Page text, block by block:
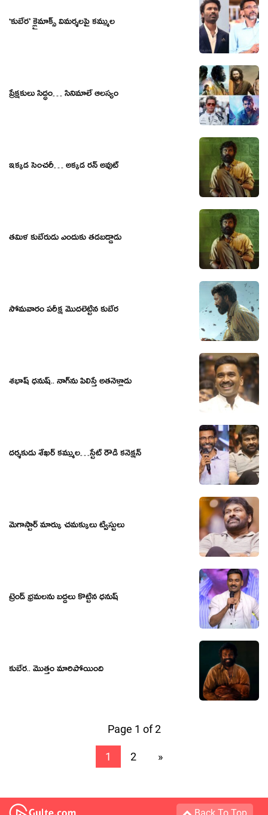
‘కుబేర’ క్లైమాక్స్ విమర్శలపై కమ్ముల
ప్రేక్షకులు సిద్ధం… సినిమాలే ఆలస్యం
ఇక్కడ సెంచరీ… అక్కడ రన్ అవుట్
తమిళ కుబేరుడు ఎందుకు తడబడ్డాడు
సోమవారం పరీక్ష మొదలెట్టిన కుబేర
శభాష్ ధనుష్.. నాగ్‌ను పిలిస్తే అతనెళ్లాడు
దర్శకుడు శేఖర్ కమ్ముల…స్టేట్ రౌడీ కనెక్షన్
మెగాస్టార్ మార్కు చమక్కులు ట్విస్టులు
ట్రెండ్ భ్రమలను బద్దలు కొట్టిన ధనుష్
కుబేర.. మొత్తం మారిపోయింది
Page 1 of 2
1 2 »
Back To Top